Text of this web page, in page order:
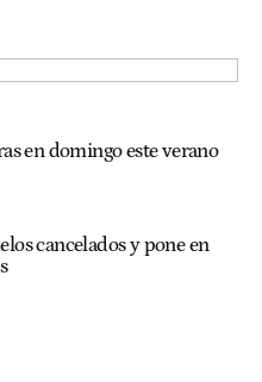
en domingo este verano
cancelados y pone en